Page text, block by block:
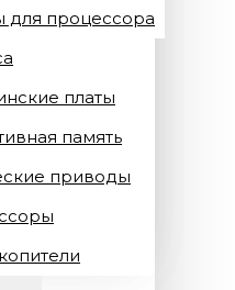
для процессора
платы
память
приводы